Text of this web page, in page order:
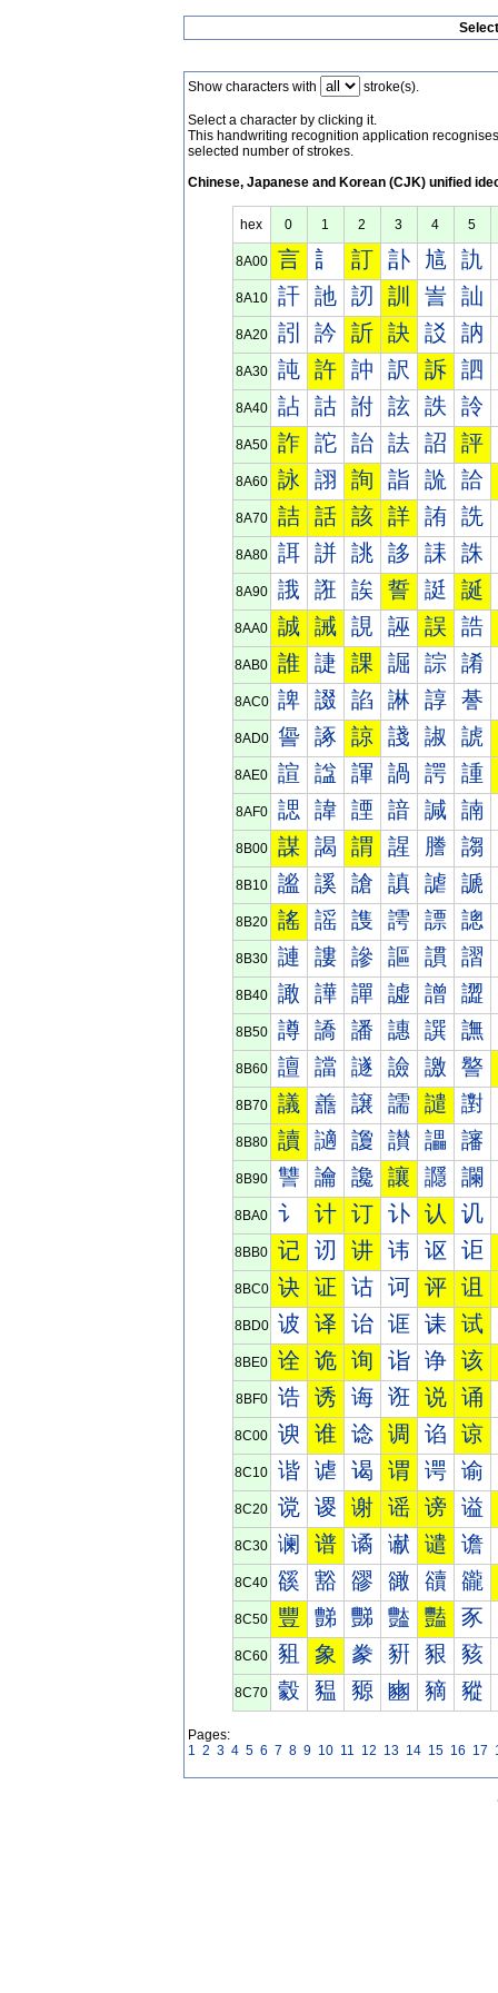
Show characters with stroke(s).
Select a character by clicking it.
This handwriting recognition application
selected number of strokes.
Chinese, Japanese and Korean (CJK) unified
hex 0 1 2 3 4 5
8A00 言 訁 訂 訃 訄 訅
8A10 訐 訑 訒 訓 訔 訕
8A20 訠 訡 訢 訣 訤 訥
8A30 訰 許 訲 訳 訴 訵
8A40 詀 詁 詂 詃 詄 詅
8A50 詐 詑 詒 詓 詔 評
8A60 詠 詡 詢 詣 詤 詥
8A70 詰 話 該 詳 詴 詵
8A80 誀 誁 誂 誃 誄 誅
8A90 誐 誑 誒 誓 誔 誕
8AA0 誠 誡 誢 誣 誤 誥
8AB0 誰 誱 課 誳 誴 誵
8AC0 諀 諁 諂 諃 諄 諅
8AD0 諐 諑 諒 諓 諔 諕
8AE0 諠 諡 諢 諣 諤 諥
8AF0 諰 諱 諲 諳 諴 諵
8B00 謀 謁 謂 謃 謄 謅
8B10 謐 謑 謒 謓 謔 謕
8B20 謠 謡 謢 謣 謤 謥
8B30 謰 謱 謲 謳 謴 謵
8B40 譀 譁 譂 譃 譄 譅
8B50 譐 譑 譒 譓 譔 譕
8B60 譠 譡 譢 譣 譤 譥
8B70 議 譱 譲 譳 譴 譵
8B80 讀 讁 讂 讃 讄 讅
8B90 讐 讑 讒 讓 讔 讕
8BA0 讠 计 订 讣 认 讥
8BB0 记 讱 讲 讳 讴 讵
8BC0 诀 证 诂 诃 评 诅
8BD0 诐 译 诒 诓 诔 试
8BE0 诠 诡 询 诣 诤 该
8BF0 诰 诱 诲 诳 说 诵
8C00 谀 谁 谂 调 谄 谅
8C10 谐 谑 谒 谓 谔 谕
8C20 谠 谡 谢 谣 谤 谥
8C30 谰 谱 谲 谳 谴 谵
8C40 豀 豁 豂 豃 豄 豅
8C50 豐 豑 豒 豓 豔 豕
8C60 豠 象 豢 豣 豤 豥
8C70 豰 豱 豲 豳 豴 豵
Pages:
1 2 3 4 5 6 7 8 9 10 11 12 13 14 15 16 17